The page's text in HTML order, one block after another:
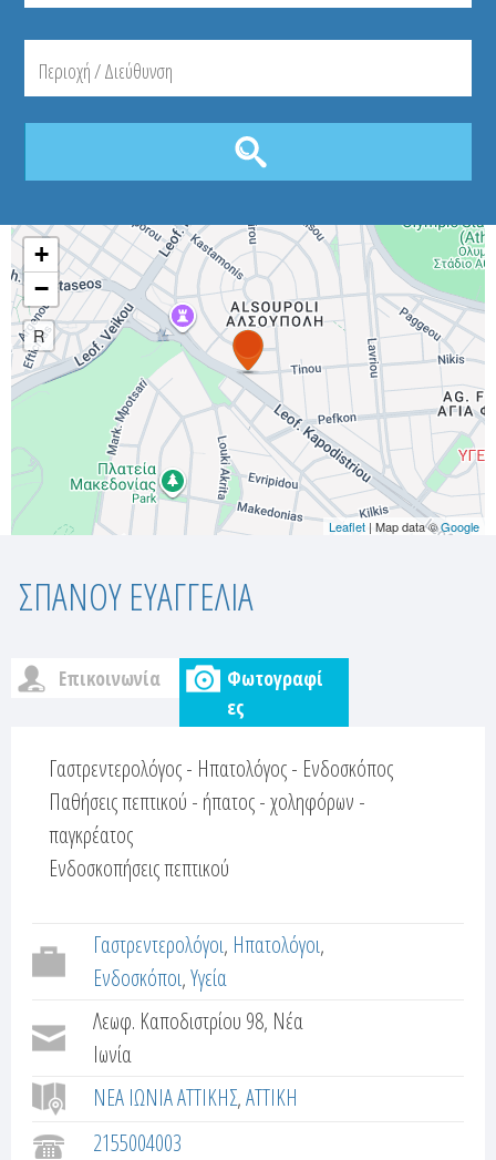
+
−
R
Leaflet | Map data ©Google
ΣΠΑΝΟΥ ΕΥΑΓΓΕΛΙΑ
m
Επικοινωνία
ν
ε
γ
ή
έ
λ
α
)
Φωτογραφί
ες
Γαστρεντερολόγος - Ηπατολόγος - Ενδοσκόπος
Παθήσεις πεπτικού - ήπατος - χοληφόρων -
παγκρέατος
Ενδοσκοπήσεις πεπτικού
Γαστρεντερολόγοι Ηπατολόγοι
Ενδοσκόποι Υγεία
Λεωφ. Καποδιστρίου 98, Νέα
Ιωνία
ΝΕΑ ΙΩΝΙΑ ΑΤΤΙΚΗΣ ΑΤΤΙΚΗ
2155004003